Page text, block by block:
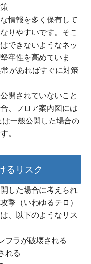
情報を多く保有して
りやすいです。そこ
できないようなネッ
牢性を高めていま
があればすぐに対策
開されていないこと
、フロア案内図には
一般公開した場合の
。
るリスク
した場合に考えられ
撃（いわゆるテロ）
、以下のようなリス
フラが破壊される
れる